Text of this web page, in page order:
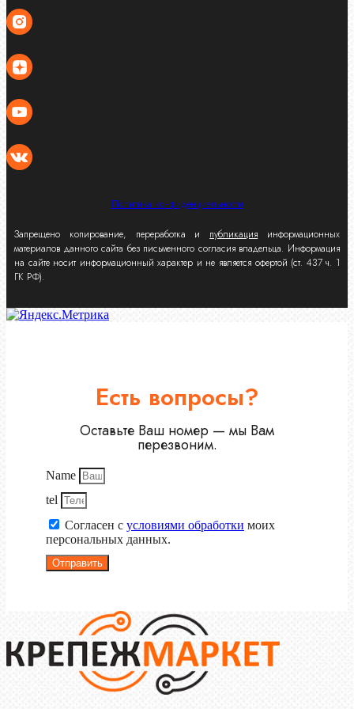
Политика конфиденциальности
Запрещено копирование, переработка и публикация информационных
материалов данного сайта без письменного согласия владельца. Информация
на сайте носит информационный характер и не является офертой (ст. 437 ч. 1
ГК РФ).
Есть вопросы?
Оставьте Ваш номер — мы Вам
перезвоним.
Name
tel
Согласен с условиями обработки моих
персональных данных.
Отправить